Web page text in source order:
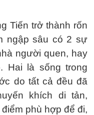
Tiến trở thành rốn
ngập sâu có 2 sự
người quen, hay
Hai là sống trong
do tất cả đều đã
khích di tản,
phù hợp để đi,